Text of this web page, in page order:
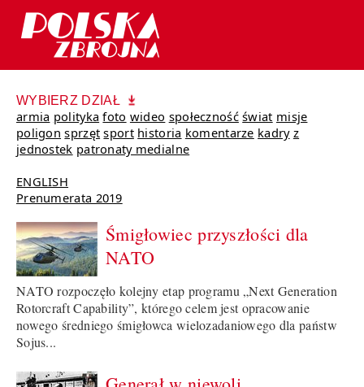
WYBIERZ DZIAŁ
armia polityka foto wideo społeczność świat misje
poligon sprzęt sport historia komentarze kadry z
jednostek patronaty medialne
ENGLISH
Prenumerata 2019
Śmigłowiec przyszłości dla
NATO
NATO rozpoczęło kolejny etap programu „Next Generation
Rotorcraft Capability”, którego celem jest opracowanie
nowego średniego śmigłowca wielozadaniowego dla państw
Sojus...